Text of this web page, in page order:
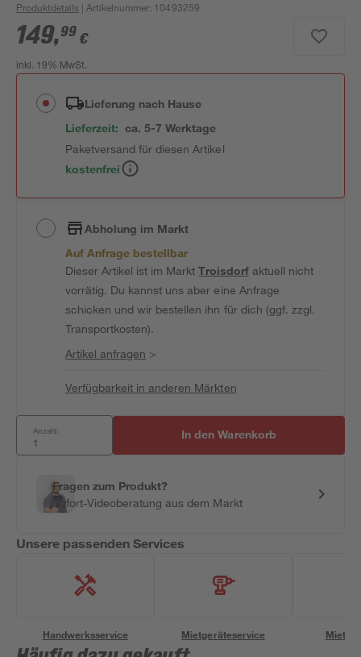
Produktdetails | Artikelnummer: 10493259
149,99 €
inkl. 19% MwSt.
Lieferung nach Hause
Lieferzeit: ca. 5-7 Werktage
Paketversand für diesen Artikel
kostenfrei
Abholung im Markt
Auf Anfrage bestellbar
Dieser Artikel ist im MarktTroisdorfaktuell nicht
vorrätig. Du kannst uns aber eine Anfrage
schicken und wir bestellen ihn für dich (ggf. zzgl.
Transportkosten).
Artikel anfragen >
Verfügbarkeit in anderen Märkten
Anzahl: In den Warenkorb
Fragen zum Produkt?
Sofort-Videoberatung aus dem Markt
Unsere passenden Services
Handwerksservice Mietgeräteservice